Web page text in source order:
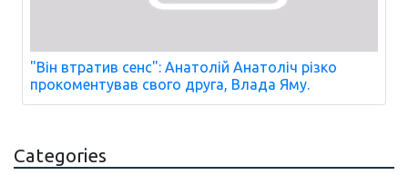
"Він втратив сенс": Анатолій Анатоліч різко
прокоментував свого друга, Влада Яму.
Categories